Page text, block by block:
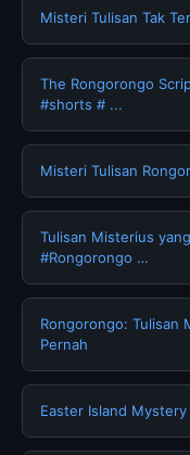
Misteri Tulisan Tak
The Rongorongo
#shorts # ...
Misteri Tulisan
Tulisan Misterius
#Rongorongo …
Rongorongo: Tulisan
Pernah
Easter Island